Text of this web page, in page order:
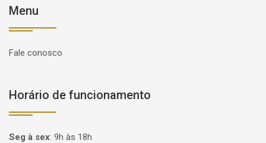
Menu
Fale conosco
Horário de funcionamento
Seg à sex: 9h às 18h